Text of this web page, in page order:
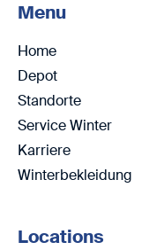
Menu
Home
Depot
Standorte
Service Winter
Karriere
Winterbekleidung
Locations